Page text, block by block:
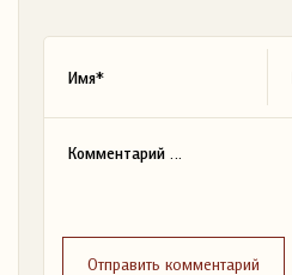
Отправить комментарий